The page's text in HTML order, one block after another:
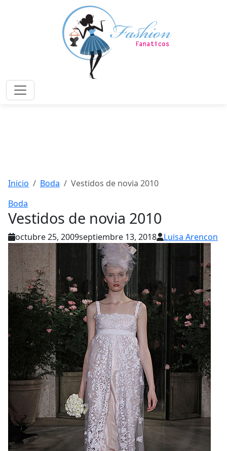
Menú
Inicio Boda
Vestidos de novia 2010
Boda
Vestidos de novia 2010
octubre 25, 2009septiembre 13, 2018 Luisa Arencon